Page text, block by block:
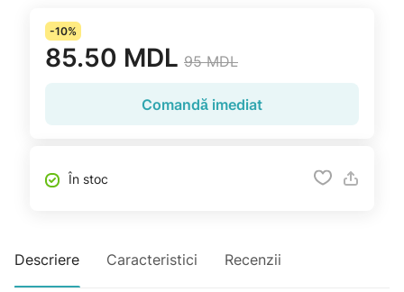
-10%
85.50 MDL 95 MDL
Comandă imediat
În stoc
Descriere Caracteristici Recenzii